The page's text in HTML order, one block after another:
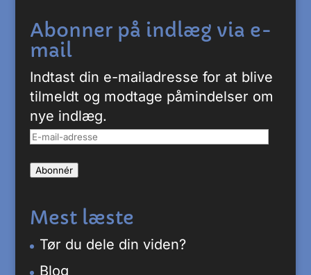
Abonner på indlæg via e-
mail
Indtast din e-mailadresse for at blive
tilmeldt og modtage påmindelser om
nye indlæg.
E-
adresse
Abonnér
Mest læste
Tør du dele din viden?
Blog